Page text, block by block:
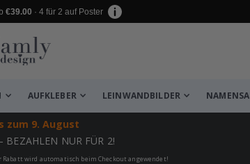
€39.00 · 4 für 2 auf Poster
AUFKLEBER LEINWANDBILDER
zum 9. August
BEZAHLEN NUR FÜR 2!
Rabatt wird automatisch beim Checkout angewendet!